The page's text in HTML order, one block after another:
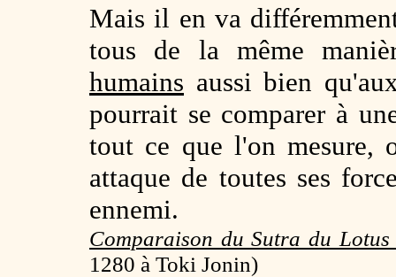
Mais il en va
tous de la même
humains aussi bien
pourrait se comparer à
tout ce que l'on
attaque de toutes ses
ennemi.
Comparaison du Sutra du
1280 à Toki Jonin)